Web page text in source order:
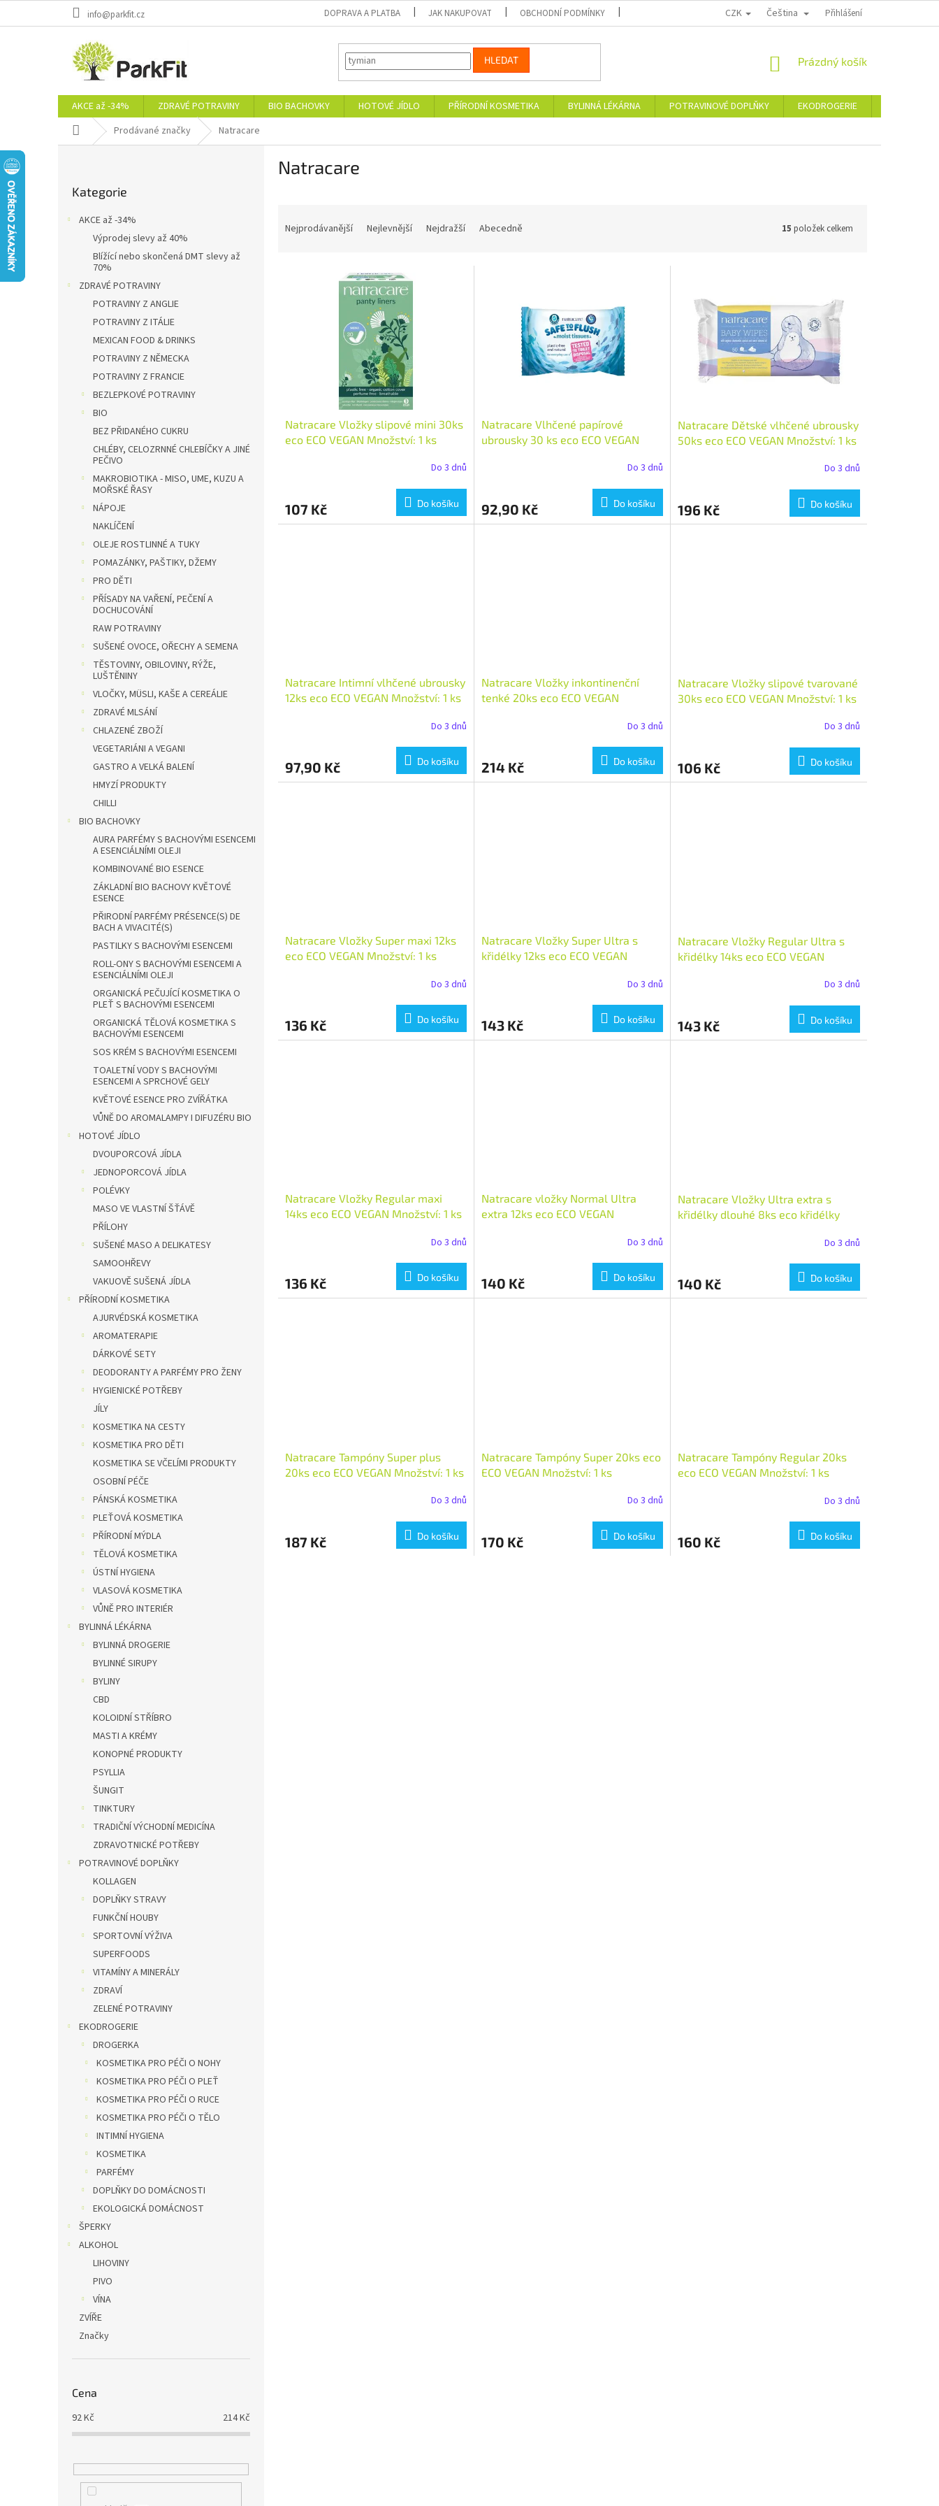
info@parkfit.cz DOPRAVA A PLATBA JAK NAKUPOVAT OBCHODNÍ PODMÍNKY PODMÍNKY OCHRANY OSOBNÍCH ÚDAJŮ MOJE OBJEDNÁVKA
CZK Čeština Přihlášení
HLEDAT
NÁKUPNÍ
Prázdný košík
AKCE až -34% ZDRAVÉ POTRAVINY BIO BACHOVKY HOTOVÉ JÍDLO PŘÍRODNÍ KOSMETIKA BYLINNÁ LÉKÁRNA POTRAVINOVÉ DOPLŇKY EKODROGERIE
Domů Prodávané značky Natracare
kategorie
Kategorie
AKCE až -34%
Výprodej slevy až 40%
Blížící nebo skončená DMT slevy až
70%
ZDRAVÉ POTRAVINY
POTRAVINY Z ANGLIE
POTRAVINY Z ITÁLIE
MEXICAN FOOD & DRINKS
POTRAVINY Z NĚMECKA
POTRAVINY Z FRANCIE
BEZLEPKOVÉ POTRAVINY
BIO
BEZ PŘIDANÉHO CUKRU
CHLÉBY, CELOZRNNÉ CHLEBÍČKY A JINÉ
PEČIVO
MAKROBIOTIKA - MISO, UME, KUZU A
MOŘSKÉ ŘASY
NÁPOJE
NAKLÍČENÍ
OLEJE ROSTLINNÉ A TUKY
POMAZÁNKY, PAŠTIKY, DŽEMY
PRO DĚTI
PŘÍSADY NA VAŘENÍ, PEČENÍ A
DOCHUCOVÁNÍ
RAW POTRAVINY
SUŠENÉ OVOCE, OŘECHY A SEMENA
TĚSTOVINY, OBILOVINY, RÝŽE,
LUŠTĚNINY
VLOČKY, MÜSLI, KAŠE A CEREÁLIE
ZDRAVÉ MLSÁNÍ
CHLAZENÉ ZBOŽÍ
VEGETARIÁNI A VEGANI
GASTRO A VELKÁ BALENÍ
HMYZÍ PRODUKTY
CHILLI
BIO BACHOVKY
AURA PARFÉMY S BACHOVÝMI ESENCEMI
A ESENCIÁLNÍMI OLEJI
KOMBINOVANÉ BIO ESENCE
ZÁKLADNÍ BIO BACHOVY KVĚTOVÉ
ESENCE
PŘIRODNÍ PARFÉMY PRÉSENCE(S) DE
BACH A VIVACITÉ(S)
PASTILKY S BACHOVÝMI ESENCEMI
ROLL-ONY S BACHOVÝMI ESENCEMI A
ESENCIÁLNÍMI OLEJI
ORGANICKÁ PEČUJÍCÍ KOSMETIKA O
PLEŤ S BACHOVÝMI ESENCEMI
ORGANICKÁ TĚLOVÁ KOSMETIKA S
BACHOVÝMI ESENCEMI
SOS KRÉM S BACHOVÝMI ESENCEMI
TOALETNÍ VODY S BACHOVÝMI
ESENCEMI A SPRCHOVÉ GELY
KVĚTOVÉ ESENCE PRO ZVÍŘÁTKA
VŮNĚ DO AROMALAMPY I DIFUZÉRU BIO
HOTOVÉ JÍDLO
DVOUPORCOVÁ JÍDLA
JEDNOPORCOVÁ JÍDLA
POLÉVKY
MASO VE VLASTNÍ ŠŤÁVĚ
PŘÍLOHY
SUŠENÉ MASO A DELIKATESY
SAMOOHŘEVY
VAKUOVĚ SUŠENÁ JÍDLA
PŘÍRODNÍ KOSMETIKA
AJURVÉDSKÁ KOSMETIKA
AROMATERAPIE
DÁRKOVÉ SETY
DEODORANTY A PARFÉMY PRO ŽENY
HYGIENICKÉ POTŘEBY
JÍLY
KOSMETIKA NA CESTY
KOSMETIKA PRO DĚTI
KOSMETIKA SE VČELÍMI PRODUKTY
OSOBNÍ PÉČE
PÁNSKÁ KOSMETIKA
PLEŤOVÁ KOSMETIKA
PŘÍRODNÍ MÝDLA
TĚLOVÁ KOSMETIKA
ÚSTNÍ HYGIENA
VLASOVÁ KOSMETIKA
VŮNĚ PRO INTERIÉR
BYLINNÁ LÉKÁRNA
BYLINNÁ DROGERIE
BYLINNÉ SIRUPY
BYLINY
CBD
KOLOIDNÍ STŘÍBRO
MASTI A KRÉMY
KONOPNÉ PRODUKTY
PSYLLIA
ŠUNGIT
TINKTURY
TRADIČNÍ VÝCHODNÍ MEDICÍNA
ZDRAVOTNICKÉ POTŘEBY
POTRAVINOVÉ DOPLŇKY
KOLLAGEN
DOPLŇKY STRAVY
FUNKČNÍ HOUBY
SPORTOVNÍ VÝŽIVA
SUPERFOODS
VITAMÍNY A MINERÁLY
ZDRAVÍ
ZELENÉ POTRAVINY
EKODROGERIE
DROGERKA
KOSMETIKA PRO PÉČI O NOHY
KOSMETIKA PRO PÉČI O PLEŤ
KOSMETIKA PRO PÉČI O RUCE
KOSMETIKA PRO PÉČI O TĚLO
INTIMNÍ HYGIENA
KOSMETIKA
PARFÉMY
DOPLŇKY DO DOMÁCNOSTI
EKOLOGICKÁ DOMÁCNOST
ŠPERKY
ALKOHOL
LIHOVINY
PIVO
VÍNA
ZVÍŘE
Značky
Cena
92Kč 214Kč
Natracare
Nejprodávanější Nejlevnější Nejdražší Abecedně 15 položek celkem
Natracare Vložky slipové mini 30ks
eco ECO VEGAN Množství: 1 ks
Do 3 dnů
107 Kč Do košíku
Natracare Vlhčené papírové
ubrousky 30 ks eco ECO VEGAN
Do 3 dnů
92,90 Kč Do košíku
Natracare Dětské vlhčené ubrousky
50ks eco ECO VEGAN Množství: 1 ks
Do 3 dnů
196 Kč Do košíku
Natracare Intimní vlhčené ubrousky
12ks eco ECO VEGAN Množství: 1 ks
Do 3 dnů
97,90 Kč Do košíku
Natracare Vložky inkontinenční
tenké 20ks eco ECO VEGAN
Do 3 dnů
214 Kč Do košíku
Natracare Vložky slipové tvarované
30ks eco ECO VEGAN Množství: 1 ks
Do 3 dnů
106 Kč Do košíku
Natracare Vložky Super maxi 12ks
eco ECO VEGAN Množství: 1 ks
Do 3 dnů
136 Kč Do košíku
Natracare Vložky Super Ultra s
křidélky 12ks eco ECO VEGAN
Do 3 dnů
143 Kč Do košíku
Natracare Vložky Regular Ultra s
křidélky 14ks eco ECO VEGAN
Do 3 dnů
143 Kč Do košíku
Natracare Vložky Regular maxi
14ks eco ECO VEGAN Množství: 1 ks
Do 3 dnů
136 Kč Do košíku
Natracare vložky Normal Ultra
extra 12ks eco ECO VEGAN
Do 3 dnů
140 Kč Do košíku
Natracare Vložky Ultra extra s
křidélky dlouhé 8ks eco křidélky
Do 3 dnů
140 Kč Do košíku
Natracare Tampóny Super plus
20ks eco ECO VEGAN Množství: 1 ks
Do 3 dnů
187 Kč Do košíku
Natracare Tampóny Super 20ks eco
ECO VEGAN Množství: 1 ks
Do 3 dnů
170 Kč Do košíku
Natracare Tampóny Regular 20ks
eco ECO VEGAN Množství: 1 ks
Do 3 dnů
160 Kč Do košíku